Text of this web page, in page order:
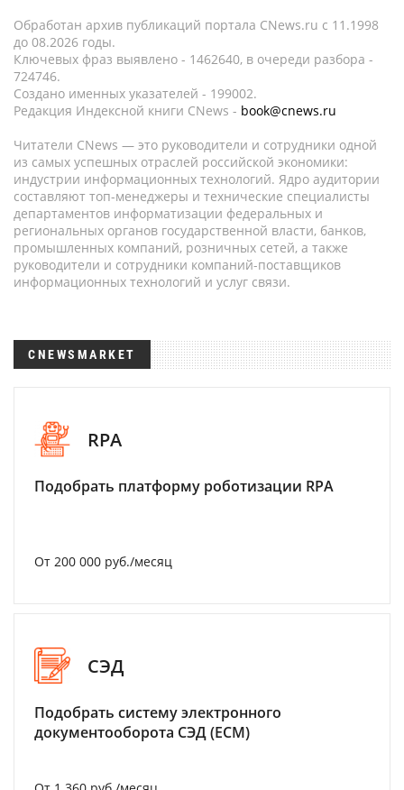
Обработан архив публикаций портала CNews.ru c 11.1998
до 08.2026 годы.
Ключевых фраз выявлено - 1462640, в очереди разбора -
724746.
Создано именных указателей - 199002.
Редакция Индексной книги CNews - book@cnews.ru
Читатели CNews — это руководители и сотрудники одной
из самых успешных отраслей российской экономики:
индустрии информационных технологий. Ядро аудитории
составляют топ-менеджеры и технические специалисты
департаментов информатизации федеральных и
региональных органов государственной власти, банков,
промышленных компаний, розничных сетей, а также
руководители и сотрудники компаний-поставщиков
информационных технологий и услуг связи.
CNEWSMARKET
RPA
Подобрать платформу роботизации RPA
От 200 000 руб./месяц
СЭД
Подобрать систему электронного
документооборота СЭД (ECM)